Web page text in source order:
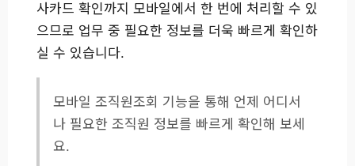
사카드 확인까지 모바일에서 한 번에 처리할 수 있
으므로 업무 중 필요한 정보를 더욱 빠르게 확인하
실 수 있습니다.
모바일 조직원조회 기능을 통해 언제 어디서
나 필요한 조직원 정보를 빠르게 확인해 보세
요.